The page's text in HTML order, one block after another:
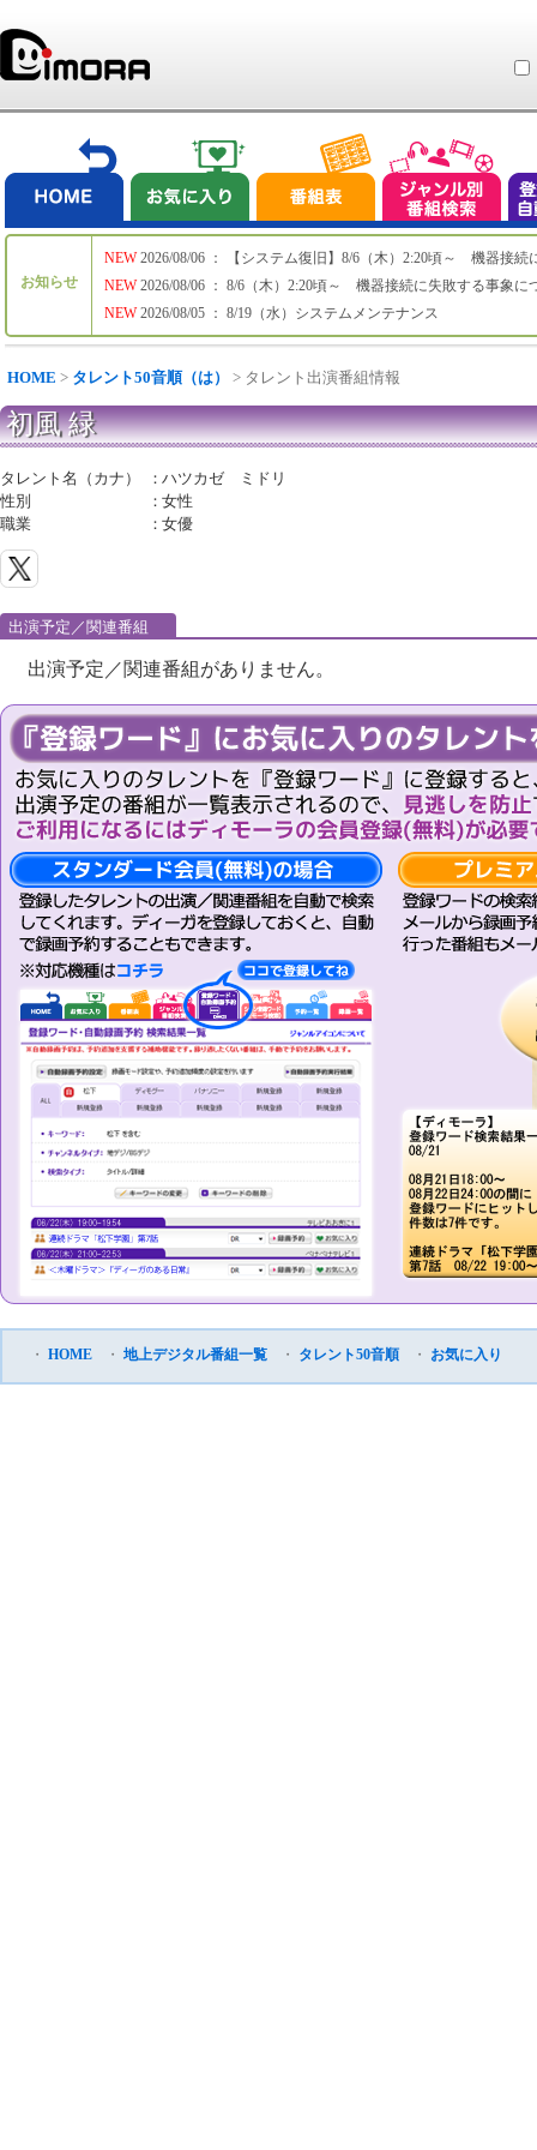
お知らせ
NEW
NEW
NEW
2026/08/06 ： 【システム復旧】8/6（木）2:20頃～ 機器接続
2026/08/06 ： 8/6（木）2:20頃～ 機器接続に失敗する事象に
2026/08/05 ： 8/19（水）システムメンテナンス
HOME > タレント50音順（は） > タレント出演番組情報
初風 緑
タレント名（カナ） ：ハツカゼ ミドリ
性別
：女性
職業
：女優
出演予定／関連番組
出演予定／関連番組がありません。
・ HOME ・ 地上デジタル番組一覧 ・ タレント50音順 ・ お気に入り